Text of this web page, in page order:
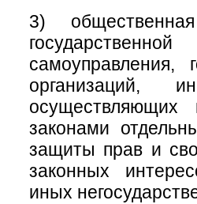
3)
самоуправления,
организаций,
законами
защиты прав и
законных
иных